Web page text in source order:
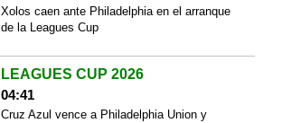
Xolos caen ante Philadelphia en el arranque
de la Leagues Cup
LEAGUES CUP 2026
04:41
Cruz Azul vence a Philadelphia Union y